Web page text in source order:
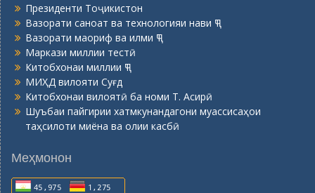
Президенти Тоҷикистон
Вазорати саноат ва технологияи нави ҶТ
Вазорати маориф ва илми ҶТ
Маркази миллии тестӣ
Китобхонаи миллии ҶТ
МИҲД вилояти Суғд
Китобхонаи вилоятӣ ба номи Т. Асирӣ
Шуъбаи пайгирии хатмкунандагони муассисаҳои
таҳсилоти миёна ва олии касбӣ
Меҳмонон